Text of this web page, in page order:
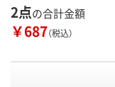
2点の合計金額
￥687（税込）